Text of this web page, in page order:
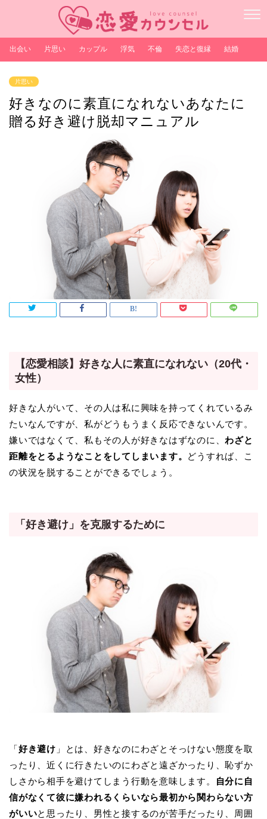
出会い 片思い カップル 浮気 不倫 失恋と復縁 結婚
片思い
好きなのに素直になれないあなたに
贈る好き避け脱却マニュアル
【恋愛相談】好きな人に素直になれない（20代・
女性）
好きな人がいて、その人は私に興味を持ってくれているみ
たいなんですが、私がどうもうまく反応できないんです。
嫌いではなくて、私もその人が好きなはずなのに、わざと
距離をとるようなことをしてしまいます。 どうすれば、こ
の状況を脱することができるでしょう。
「好き避け」を克服するために
「好き避け 」とは、好きなのにわざとそっけない態度を取
ったり、近くに行きたいのにわざと遠ざかったり、恥ずか
しさから相手を避けてしまう行動を意味します。
自分に自
信がなくて彼に嫌われるくらいなら最初から関わらない方
がいいと思ったり、男性と接するのが苦手だったり、周囲